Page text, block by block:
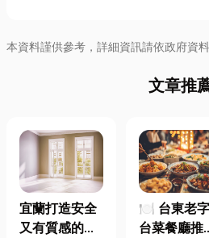
本資料謹供參考，詳細資訊請依政府資料
文章推
宜蘭打造安全
又有質感的
🍽️ 台東老
台菜餐廳推